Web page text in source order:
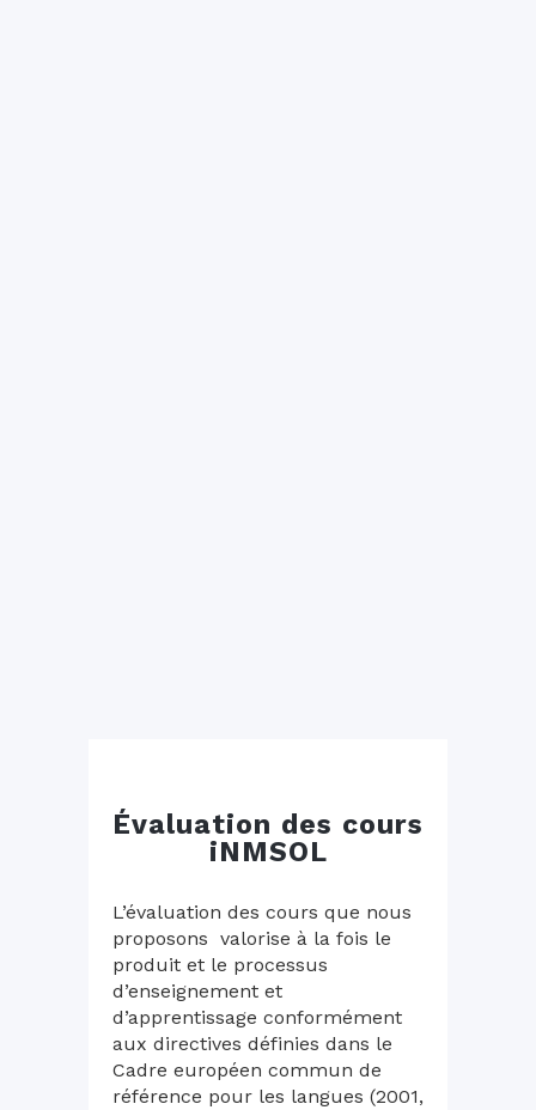
Évaluation des cours
iNMSOL
L’évaluation des cours que nous
proposons valorise à la fois le
produit et le processus
d’enseignement et
d’apprentissage conformément
aux directives définies dans le
Cadre européen commun de
référence pour les langues (2001,